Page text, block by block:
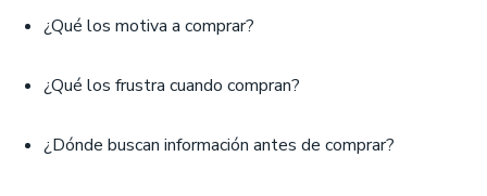
¿Qué los motiva a comprar?
¿Qué los frustra cuando compran?
¿Dónde buscan información antes de comprar?